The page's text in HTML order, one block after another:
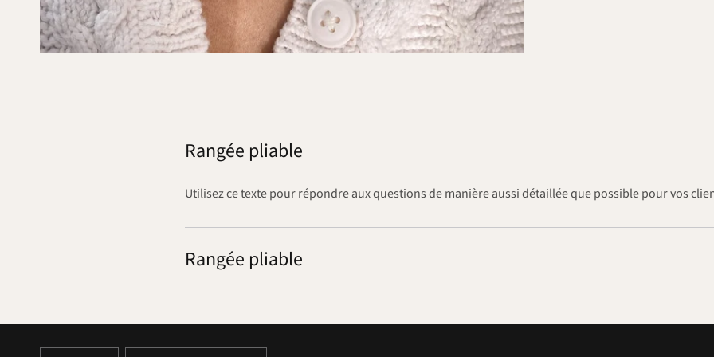
Rangée pliable
Utilisez ce texte pour répondre aux questions de manière aussi détaillée que possible pour vos
Rangée pliable
METTRE METTRE